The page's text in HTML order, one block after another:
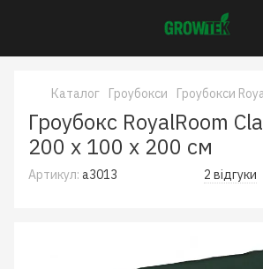
Каталог Гроубокси Гроубокси
Гроубокс RoyalRoom
200 x 100 x 200 см
Артикул: a3013 2 відгуки